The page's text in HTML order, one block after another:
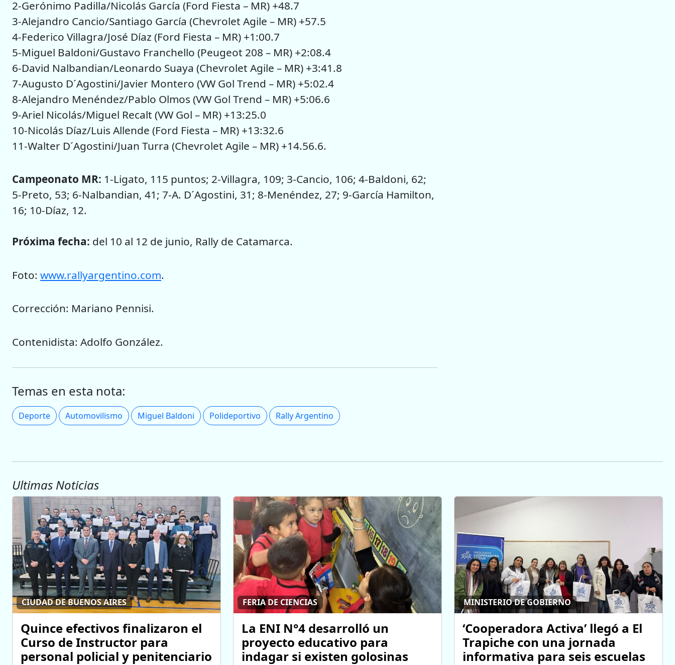
2-Gerónimo Padilla/Nicolás García (Ford Fiesta – MR) +48.7
3-Alejandro Cancio/Santiago García (Chevrolet Agile – MR) +57.5
4-Federico Villagra/José Díaz (Ford Fiesta – MR) +1:00.7
5-Miguel Baldoni/Gustavo Franchello (Peugeot 208 – MR) +2:08.4
6-David Nalbandian/Leonardo Suaya (Chevrolet Agile – MR) +3:41.8
7-Augusto D´Agostini/Javier Montero (VW Gol Trend – MR) +5:02.4
8-Alejandro Menéndez/Pablo Olmos (VW Gol Trend – MR) +5:06.6
9-Ariel Nicolás/Miguel Recalt (VW Gol – MR) +13:25.0
10-Nicolás Díaz/Luis Allende (Ford Fiesta – MR) +13:32.6
11-Walter D´Agostini/Juan Turra (Chevrolet Agile – MR) +14.56.6.
Campeonato MR: 1-Ligato, 115 puntos; 2-Villagra, 109; 3-Cancio, 106; 4-Baldoni, 62;
5-Preto, 53; 6-Nalbandian, 41; 7-A. D´Agostini, 31; 8-Menéndez, 27; 9-García Hamilton,
16; 10-Díaz, 12.
Próxima fecha: del 10 al 12 de junio, Rally de Catamarca.
Foto: www.rallyargentino.com.
Corrección: Mariano Pennisi.
Contenidista: Adolfo González.
Temas en esta nota:
Deporte Automovilismo Miguel Baldoni Polideportivo Rally Argentino
Ultimas Noticias
CIUDAD DE BUENOS AIRES
Quince efectivos finalizaron el
Curso de Instructor para
personal policial y penitenciario
FERIA DE CIENCIAS
La ENI N°4 desarrolló un
proyecto educativo para
indagar si existen golosinas
MINISTERIO DE GOBIERNO
‘Cooperadora Activa’ llegó a El
Trapiche con una jornada
informativa para seis escuelas